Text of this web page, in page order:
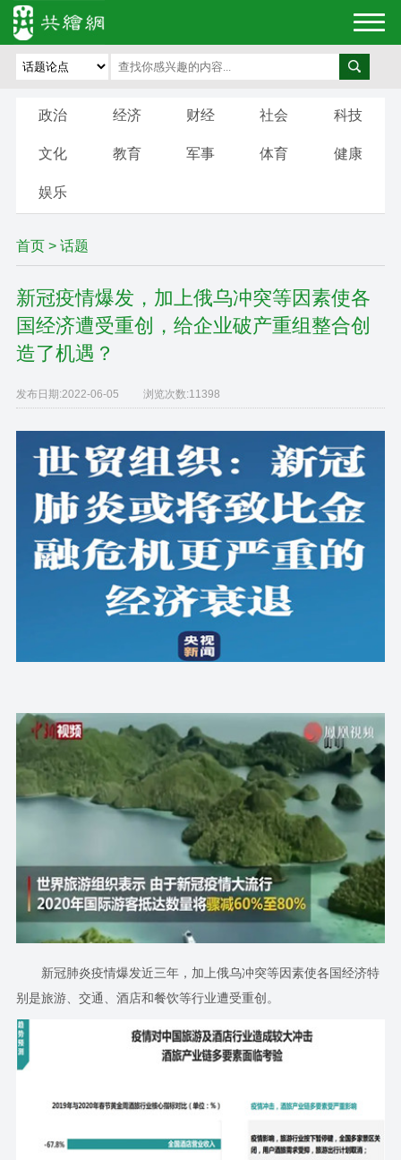
政治 经济 财经 社会 科技
文化 教育 军事 体育 健康
娱乐
首页> 话题
新冠疫情爆发，加上俄乌冲突等因素使各
国经济遭受重创，给企业破产重组整合创
造了机遇？
发布日期:2022-06-05 浏览次数:11398
新冠肺炎疫情爆发近三年，加上俄乌冲突等因素使各国经济特
别是旅游、交通、酒店和餐饮等行业遭受重创。